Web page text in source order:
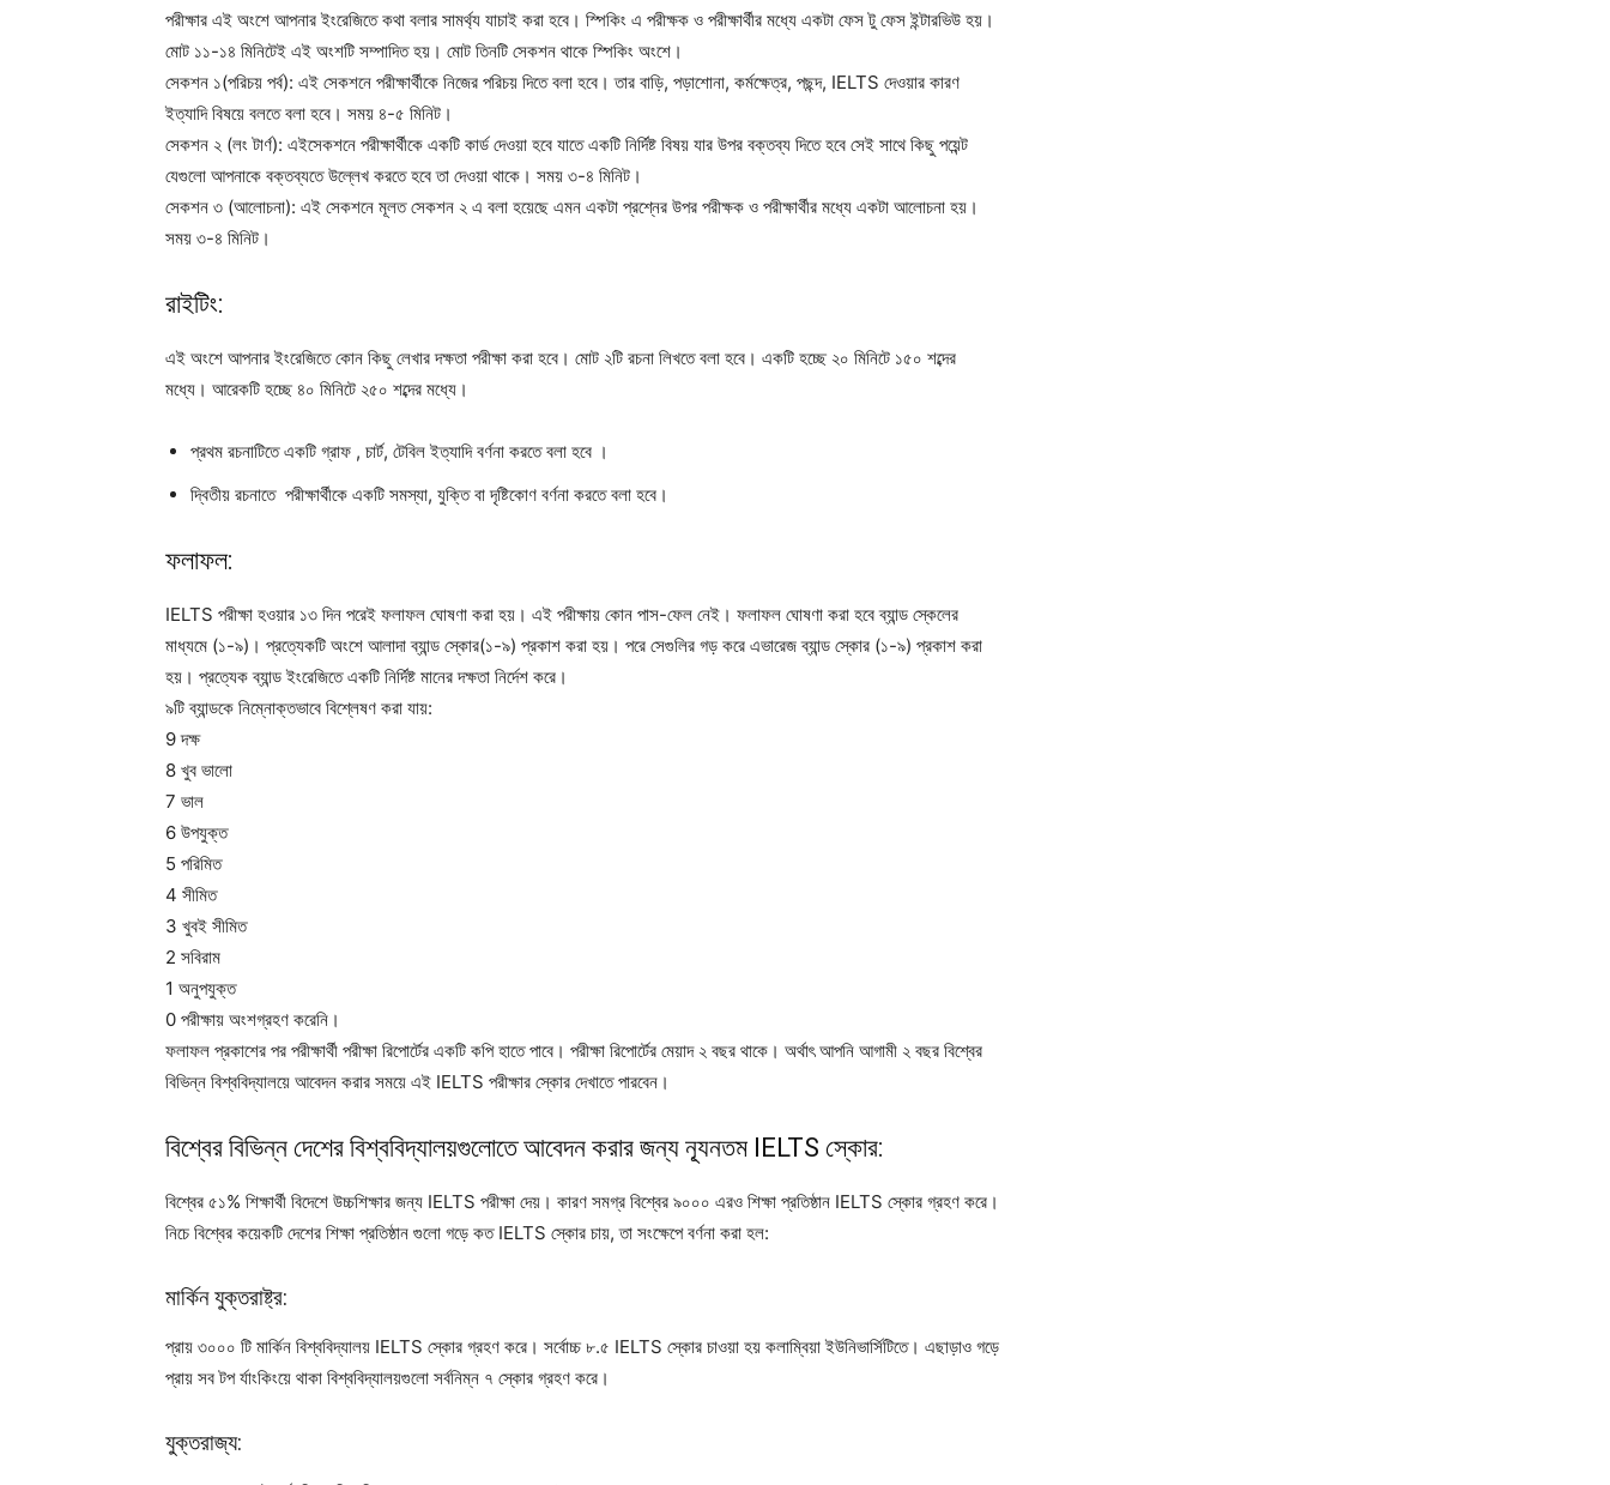
পরীক্ষার এই অংশে আপনার ইংরেজিতে কথা বলার সামর্থ্য যাচাই করা হবে। স্পিকিং এ পরীক্ষক ও পরীক্ষার্থীর মধ্যে একটা ফেস টু ফেস ইন্টারভিউ হয়।
মোট ১১-১৪ মিনিটেই এই অংশটি সম্পাদিত হয়। মোট তিনটি সেকশন থাকে স্পিকিং অংশে।
সেকশন ১(পরিচয় পর্ব): এই সেকশনে পরীক্ষার্থীকে নিজের পরিচয় দিতে বলা হবে। তার বাড়ি, পড়াশোনা, কর্মক্ষেত্র, পছন্দ, IELTS দেওয়ার কারণ
ইত্যাদি বিষয়ে বলতে বলা হবে। সময় ৪-৫ মিনিট।
সেকশন ২ (লং টার্ণ): এইসেকশনে পরীক্ষার্থীকে একটি কার্ড দেওয়া হবে যাতে একটি নির্দিষ্ট বিষয় যার উপর বক্তব্য দিতে হবে সেই সাথে কিছু পয়েন্ট
যেগুলো আপনাকে বক্তব্যতে উল্লেখ করতে হবে তা দেওয়া থাকে। সময় ৩-৪ মিনিট।
সেকশন ৩ (আলোচনা): এই সেকশনে মূলত সেকশন ২ এ বলা হয়েছে এমন একটা প্রশ্নের উপর পরীক্ষক ও পরীক্ষার্থীর মধ্যে একটা আলোচনা হয়।
সময় ৩-৪ মিনিট।
রাইটিং:
এই অংশে আপনার ইংরেজিতে কোন কিছু লেখার দক্ষতা পরীক্ষা করা হবে। মোট ২টি রচনা লিখতে বলা হবে। একটি হচ্ছে ২০ মিনিটে ১৫০ শব্দের
মধ্যে। আরেকটি হচ্ছে ৪০ মিনিটে ২৫০ শব্দের মধ্যে।
প্রথম রচনাটিতে একটি গ্রাফ , চার্ট, টেবিল ইত্যাদি বর্ণনা করতে বলা হবে ।
দ্বিতীয় রচনাতে পরীক্ষার্থীকে একটি সমস্যা, যুক্তি বা দৃষ্টিকোণ বর্ণনা করতে বলা হবে।
ফলাফল:
IELTS পরীক্ষা হওয়ার ১৩ দিন পরেই ফলাফল ঘোষণা করা হয়। এই পরীক্ষায় কোন পাস-ফেল নেই। ফলাফল ঘোষণা করা হবে ব্যান্ড স্কেলের
মাধ্যমে (১-৯)। প্রত্যেকটি অংশে আলাদা ব্যান্ড স্কোর(১-৯) প্রকাশ করা হয়। পরে সেগুলির গড় করে এভারেজ ব্যান্ড স্কোর (১-৯) প্রকাশ করা
হয়। প্রত্যেক ব্যান্ড ইংরেজিতে একটি নির্দিষ্ট মানের দক্ষতা নির্দেশ করে।
৯টি ব্যান্ডকে নিম্নোক্তভাবে বিশ্লেষণ করা যায়:
9 দক্ষ
8 খুব ভালো
7 ভাল
6 উপযুক্ত
5 পরিমিত
4 সীমিত
3 খুবই সীমিত
2 সবিরাম
1 অনুপযুক্ত
0 পরীক্ষায় অংশগ্রহণ করেনি।
ফলাফল প্রকাশের পর পরীক্ষার্থী পরীক্ষা রিপোর্টের একটি কপি হাতে পাবে। পরীক্ষা রিপোর্টের মেয়াদ ২ বছর থাকে। অর্থাৎ আপনি আগামী ২ বছর বিশ্বের
বিভিন্ন বিশ্ববিদ্যালয়ে আবেদন করার সময়ে এই IELTS পরীক্ষার স্কোর দেখাতে পারবেন।
বিশ্বের বিভিন্ন দেশের বিশ্ববিদ্যালয়গুলোতে আবেদন করার জন্য ন্যূনতম IELTS স্কোর:
বিশ্বের ৫১% শিক্ষার্থী বিদেশে উচ্চশিক্ষার জন্য IELTS পরীক্ষা দেয়। কারণ সমগ্র বিশ্বের ৯০০০ এরও শিক্ষা প্রতিষ্ঠান IELTS স্কোর গ্রহণ করে।
নিচে বিশ্বের কয়েকটি দেশের শিক্ষা প্রতিষ্ঠান গুলো গড়ে কত IELTS স্কোর চায়, তা সংক্ষেপে বর্ণনা করা হল:
মার্কিন যুক্তরাষ্ট্র:
প্রায় ৩০০০ টি মার্কিন বিশ্ববিদ্যালয় IELTS স্কোর গ্রহণ করে। সর্বোচ্চ ৮.৫ IELTS স্কোর চাওয়া হয় কলাম্বিয়া ইউনিভার্সিটিতে। এছাড়াও গড়ে
প্রায় সব টপ র্যাংকিংয়ে থাকা বিশ্ববিদ্যালয়গুলো সর্বনিম্ন ৭ স্কোর গ্রহণ করে।
যুক্তরাজ্য: